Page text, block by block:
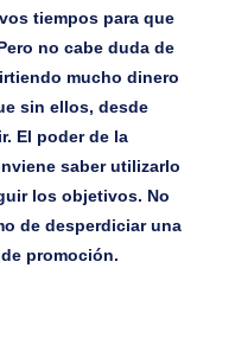
tiempos para que
no cabe duda de
mucho dinero
sin ellos, desde
El poder de la
saber utilizarlo
los objetivos. No
de desperdiciar una
promoción.